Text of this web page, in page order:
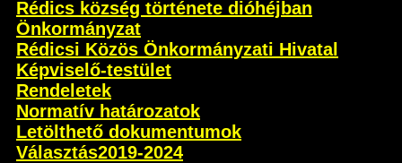
Rédics község története dióhéjban
Önkormányzat
Rédicsi Közös Önkormányzati Hivatal
Képviselő-testület
Rendeletek
Normatív határozatok
Letölthető dokumentumok
Választás2019-2024